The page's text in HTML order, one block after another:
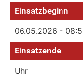
Einsatzbeginn
06.05.2026 -
Einsatzende
Uhr